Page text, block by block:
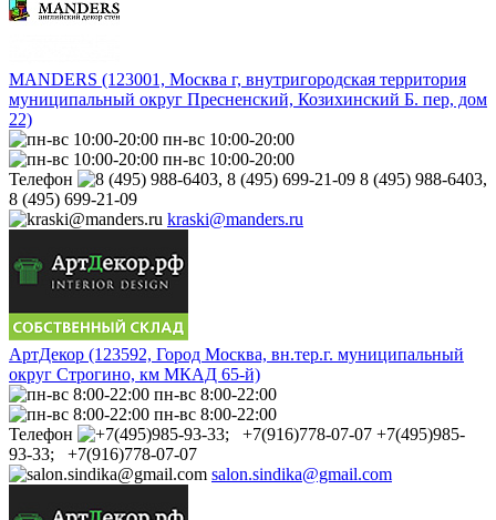
MANDERS (123001, Москва г, внутригородская территория
муниципальный округ Пресненский, Козихинский Б. пер, дом
22)
пн-вс 10:00-20:00
пн-вс 10:00-20:00
Телефон
8 (495) 988-6403,
8 (495) 699-21-09
kraski@manders.ru
АртДекор (123592, Город Москва, вн.тер.г. муниципальный
округ Строгино, км МКАД 65-й)
пн-вс 8:00-22:00
пн-вс 8:00-22:00
Телефон
+7(495)985-
93-33; +7(916)778-07-07
salon.sindika@gmail.com